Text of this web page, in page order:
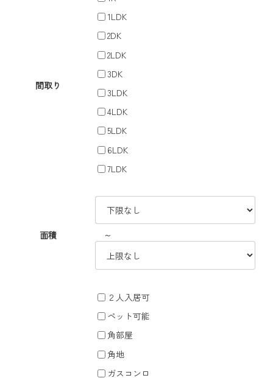
間取り
1LDK
2DK
2LDK
3DK
3LDK
4LDK
5LDK
6LDK
7LDK
面積 ～
２人入居可
ペット可能
角部屋
角地
ガスコンロ